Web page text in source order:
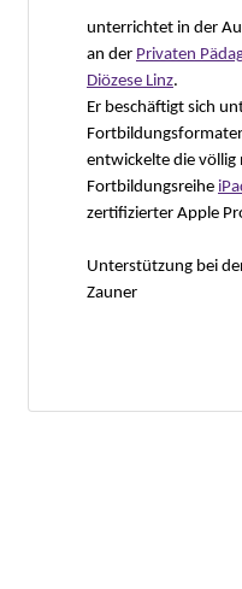
unterrichtet in der
an der Privaten
Diözese Linz.
Er beschäftigt sich
entwickelte die völlig
Fortbildungsreihe
zertifizierter Apple
Unterstützung bei
Zauner